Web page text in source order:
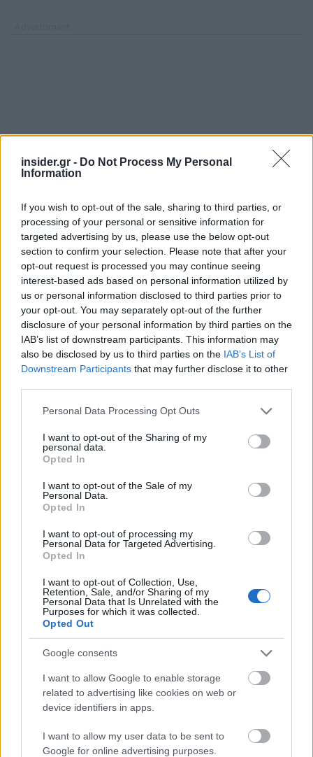
insider.gr - Do Not Process My Personal
Information
If you wish to opt-out of the sale, sharing to third parties, or
processing of your personal or sensitive information for
targeted advertising by us, please use the below opt-out
section to confirm your selection. Please note that after your
opt-out request is processed you may continue seeing
interest-based ads based on personal information utilized by
us or personal information disclosed to third parties prior to
your opt-out. You may separately opt-out of the further
disclosure of your personal information by third parties on the
IAB’s list of downstream participants. This information may
also be disclosed by us to third parties on the IAB’s List of
Downstream Participants that may further disclose it to other
Please note that this website/app uses one or more Google
not limited to your visit or usage behaviour. You may click to
grant or deny consent to Google and its third-party tags to
use your data for below specified purposes in below Google
consent section.
Personal Data Processing Opt Outs
I want to opt-out of the Sharing of my
personal data.
Opted In
I want to opt-out of the Sale of my
Personal Data.
Opted In
I want to opt-out of processing my
Personal Data for Targeted Advertising.
Opted In
I want to opt-out of Collection, Use,
Retention, Sale, and/or Sharing of my
Personal Data that Is Unrelated with the
Purposes for which it was collected.
Opted Out
Google consents
I want to allow Google to enable storage
related to advertising like cookies on web or
device identifiers in apps.
I want to allow my user data to be sent to
Google for online advertising purposes.
την κατεύθυνση. Σήμερα υλοποιούνται ανοικτά
προγράμματα νέων θέσεων απασχόλησης
σχεδόν 72.000 ωφελούμενους.Από το 2019
έως σήμερα, περισσότεροι από 227.000
συμπολίτες μας έχουν ωφεληθεί από
προγράμματα νέων θέσεων απασχόλησης, ενώ
πάνω από 27.000 άνεργοι έκαναν έναρξη
δραστηριότητας μέσα από προγράμματα νέας
επιχειρηματικότητας.
Αυτοί οι αριθμοί δεν είναι απλώς διοικητικά
μεγέθη. Είναι άνθρωποι που βρήκαν θέση
εργασίας. Είναι γυναίκες που επέστρεψαν στην
αγορά εργασίας. Είναι νέοι που τόλμησαν να